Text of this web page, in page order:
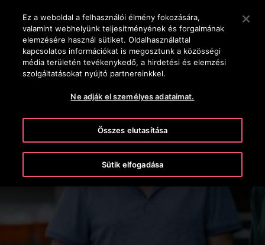
Nyomja le az Enter billentyűt a fő tartalomra ugráshoz
KERESÉS
Beszállítói információk
Ez a weboldal a felhasználói élmény fokozására,
valamint webhelyünk teljesítményének és forgalmának
elemzésére használ sütiket. Oldalhasználattal
kapcsolatos információkat is megosztunk a közösségi
média területén tevékenykedő, a hirdetési és elemzési
szolgáltatásokat nyújtó partnereinkkel.
Ne adják el személyes adataimat.
Összes elutasítása
Sütik elfogadása